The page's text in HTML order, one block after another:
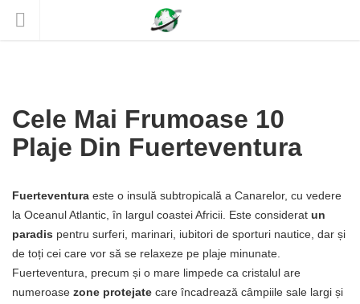
Cele Mai Frumoase 10
Plaje Din Fuerteventura
Fuerteventura este o insulă subtropicală a Canarelor, cu vedere
la Oceanul Atlantic, în largul coastei Africii. Este considerat un
paradis pentru surferi, marinari, iubitori de sporturi nautice, dar și
de toți cei care vor să se relaxeze pe plaje minunate.
Fuerteventura, precum și o mare limpede ca cristalul are
numeroase zone protejate care încadrează câmpiile sale largi și